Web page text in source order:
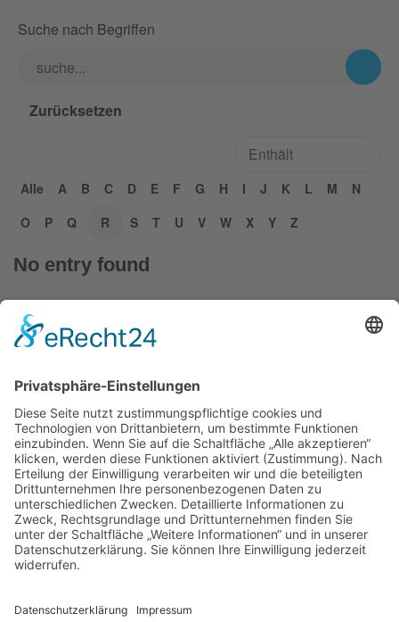
Suche nach Begriffen
Alle A B C D E F G H I J K L M
N
O
P Q R S T U V W X Y Z
No entry found
Moebeltaxi-Dresden auch in Ihrer Nähe...
Loschwitz - Neustadt - Pieschen - Plauen - Prohlis
Impressum
Datenschutzerklärung
AGB
Kontakt
Das Möbeltaxi - die Idee